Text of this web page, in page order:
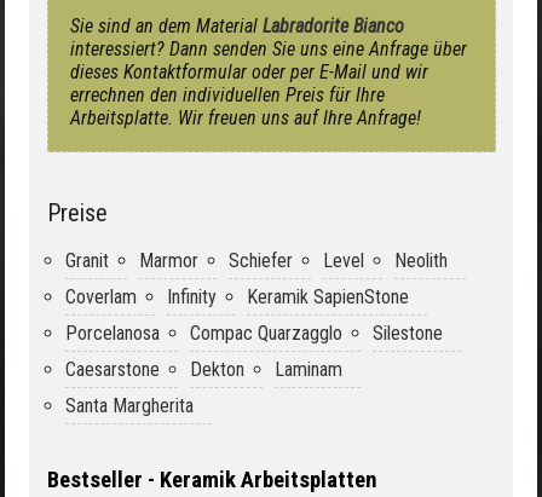
Sie sind an dem Material Labradorite Bianco
interessiert? Dann senden Sie uns eine Anfrage über
dieses Kontaktformular oder per E-Mail und wir
errechnen den individuellen Preis für Ihre
Arbeitsplatte. Wir freuen uns auf Ihre Anfrage!
Preise
Granit Marmor Schiefer Level
Neolith
Coverlam
Infinity
Keramik SapienStone
Porcelanosa
Compac Quarzagglo
Silestone
Caesarstone
Dekton
Laminam
Santa Margherita
Bestseller - Keramik Arbeitsplatten